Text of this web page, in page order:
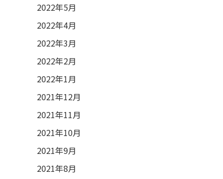
2022年5月
2022年4月
2022年3月
2022年2月
2022年1月
2021年12月
2021年11月
2021年10月
2021年9月
2021年8月